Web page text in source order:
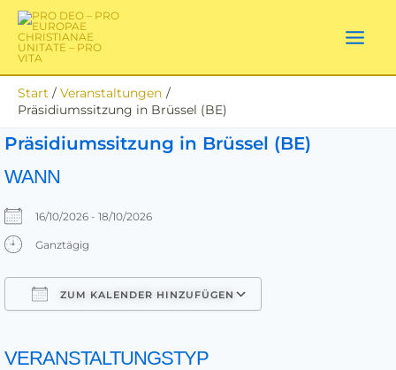
Inhalt
springen
Start
Veranstaltungen
Präsidiumssitzung in Brüssel (BE)
Präsidiumssitzung in Brüssel (BE)
WANN
16/10/2026 - 18/10/2026
Ganztägig
ZUM KALENDER HINZUFÜGEN
VERANSTALTUNGSTYP